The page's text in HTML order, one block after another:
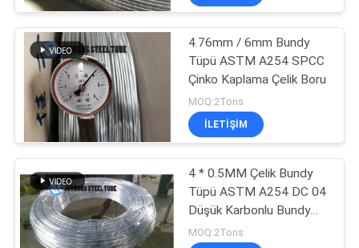
Paslanmaz Çelik
Kondenser Borusu
13
4.76mm / 6mm Bundy
Tüpü ASTM A254 SPCC
Çinko Kaplama Çelik Boru
MOQ:2Tons
ILETIŞIM
4 * 0.5MM Çelik Bundy
Tüpü ASTM A254 DC 04
Düşük Karbonlu Bundy
Bobin Borusu
MOQ:2Tons